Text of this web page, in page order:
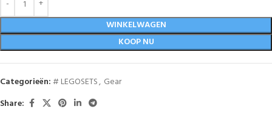
WINKELWAGEN
KOOP NU
Categorieën:# LEGOSETS, Gear
Share: